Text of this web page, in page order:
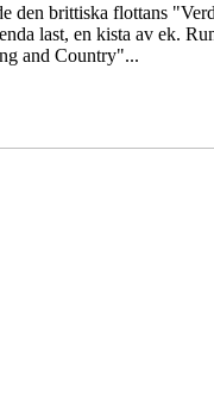
den brittiska flottans
last, en kista av ek.
and Country"...